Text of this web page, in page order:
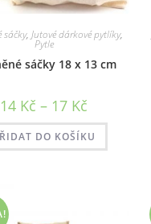
sáčky,Jutové dárkové pytlíky,
Pytle
sáčky 18 x 13 cm
14 Kč – 17 Kč
14 Kč
až
17 Kč
DO KOŠÍKU